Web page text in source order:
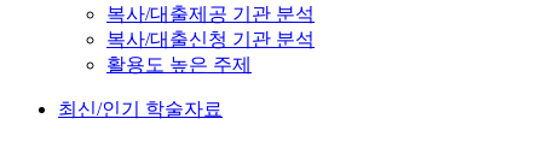
복사/대출제공 기관 분석
복사/대출신청 기관 분석
활용도 높은 주제
최신/인기 학술자료